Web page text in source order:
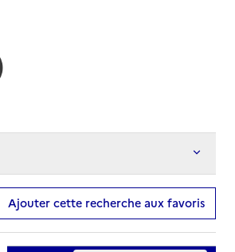
Ajouter cette recherche aux favoris